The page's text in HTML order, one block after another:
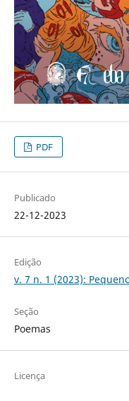
PDF
Publicado
22-12-2023
Edição
v. 7 n. 1 (2023):
Seção
Poemas
Licença